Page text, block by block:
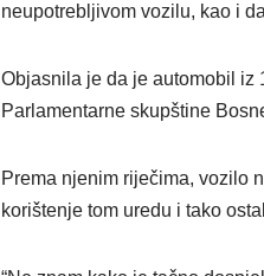
neupotrebljivom vozilu, kao i
Objasnila je da je automobil iz
Parlamentarne skupštine
Prema njenim riječima, vozilo
korištenje tom uredu i tako